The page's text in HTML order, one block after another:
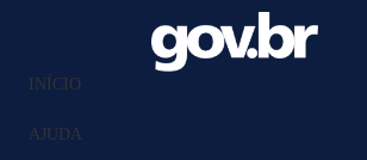
INÍCIO
AJUDA